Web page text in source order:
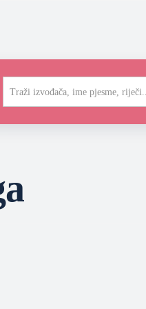
Traži izvođača, ime pjesme, riječi...